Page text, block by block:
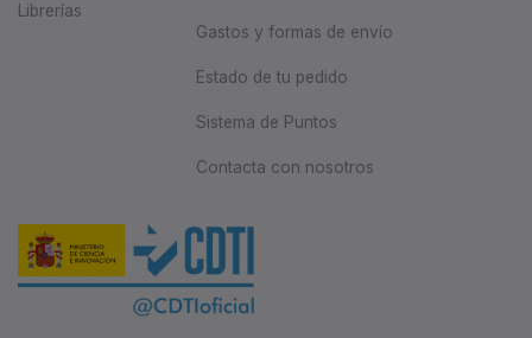
Librerías
Gastos y formas de envío
Estado de tu pedido
Sistema de Puntos
Contacta con nosotros